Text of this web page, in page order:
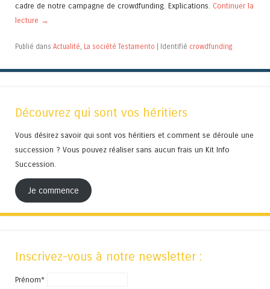
cadre de notre campagne de crowdfunding. Explications. Continuer la
lecture →
Publié dans Actualité, La société Testamento Identifié crowdfunding
Découvrez qui sont vos héritiers
Vous désirez savoir qui sont vos héritiers et comment se déroule une
succession ? Vous pouvez réaliser sans aucun frais un Kit Info
Succession.
Je commence
Inscrivez-vous à notre newsletter :
Prénom*